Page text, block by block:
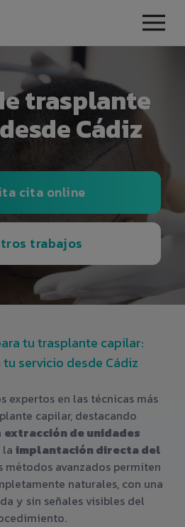
trasplante
Cádiz
cita online
trabajos
tu trasplante capilar:
servicio desde Cádiz
expertos en las técnicas más
capilar, destacando
extracción de unidades
implantación directa del
métodos avanzados permiten
naturales, con una
y sin señales visibles del